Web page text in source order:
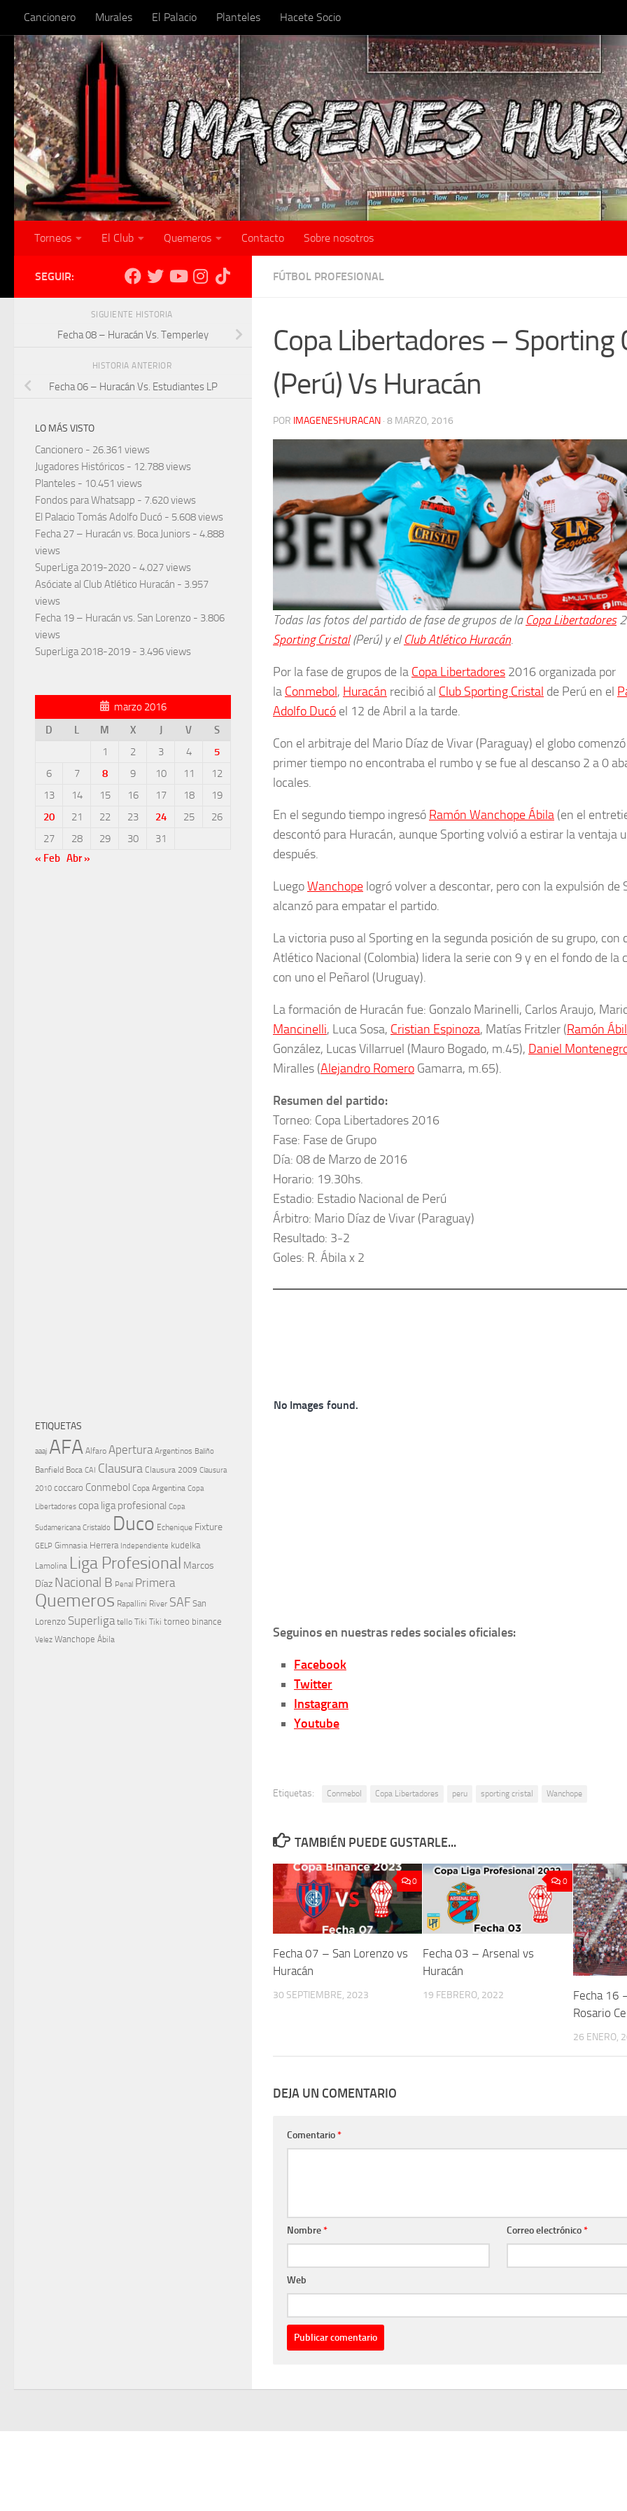
Skip to content
Cancionero Murales El Palacio Planteles Hacete Socio
Torneos El Club Quemeros Contacto Sobre nosotros
FÚTBOL PROFESIONAL
Copa Libertadores – Sporting
(Perú) Vs Huracán
POR IMAGENESHURACAN · 8 MARZO, 2016
Todas las fotos del partido de fase de grupos de la Copa Libertadores
Sporting Cristal(Perú)y elClub Atlético Huracán.
Por la fase de grupos de la Copa Libertadores 2016 organizada por
la Conmebol, Huracán recibió al Club Sporting Cristal de Perú en el
Adolfo Ducó el 12 de Abril a la tarde.
Con el arbitraje del Mario Díaz de Vivar (Paraguay) el globo
primer tiempo no encontraba el rumbo y se fue al descanso 2 a 0
locales.
En el segundo tiempo ingresó Ramón Wanchope Ábila (en el
descontó para Huracán, aunque Sporting volvió a estirar la ventaja
después.
LuegoWanchope logró volver a descontar, pero con la expulsión de
alcanzó para empatar el partido.
La victoria puso al Sporting en la segunda posición de su grupo, con
Atlético Nacional (Colombia) lidera la serie con 9 y en el fondo de la
con uno el Peñarol (Uruguay).
La formación de Huracán fue: Gonzalo Marinelli, Carlos Araujo,
Mancinelli, Luca Sosa, Cristian Espinoza, Matías Fritzler (Ramón
González, Lucas Villarruel (Mauro Bogado, m.45), Daniel
Miralles (Alejandro Romero Gamarra, m.65).
Resumen del partido:
Torneo: Copa Libertadores 2016
Fase: Fase de Grupo
Día: 08 de Marzo de 2016
Horario: 19.30hs.
Estadio: Estadio Nacional de Perú
Árbitro: Mario Díaz de Vivar (Paraguay)
Resultado: 3-2
Goles: R. Ábila x 2
No Images found.
Seguinos en nuestras redes sociales oficiales:
Facebook
Twitter
Instagram
Youtube
Etiquetas: Conmebol Copa Libertadores peru sporting cristal Wanchope
TAMBIÉN PUEDE GUSTARLE...
0
Fecha 07 – San Lorenzo vs
Huracán
30 SEPTIEMBRE, 2023
0
Fecha 03 – Arsenal vs
Huracán
19 FEBRERO, 2022
Fecha 16
Rosario
26 ENERO,
DEJA UN COMENTARIO
Comentario*
Nombre* Correo electrónico*
Web
SEGUIR:
SIGUIENTE HISTORIA
Fecha 08 – Huracán Vs. Temperley
HISTORIA ANTERIOR
Fecha 06 – Huracán Vs. Estudiantes LP
LO MÁS VISTO
Cancionero - 26.361 views
Jugadores Históricos - 12.788 views
Planteles - 10.451 views
Fondos para Whatsapp - 7.620 views
El Palacio Tomás Adolfo Ducó - 5.608 views
Fecha 27 – Huracán vs. Boca Juniors - 4.888
views
SuperLiga 2019-2020 - 4.027 views
Asóciate al Club Atlético Huracán - 3.957
views
Fecha 19 – Huracán vs. San Lorenzo - 3.806
views
SuperLiga 2018-2019 - 3.496 views
marzo 2016
D
L M X J V
S
1
2 3 4
5
6
7 8 9 10 11
12
13
14 15 16 17 18
19
20
21 22 23 24 25
26
27
28 29 30
31
« Feb Abr »
ETIQUETAS
aaaj AFA Alfaro Apertura Argentinos Baliño
Banfield Boca CAI Clausura Clausura 2009 Clausura
2010 coccaro Conmebol Copa Argentina Copa
Libertadores copa liga profesional Copa
Sudamericana Cristaldo Duco Echenique Fixture
GELP Gimnasia Herrera Independiente kudelka
Lamolina Liga Profesional Marcos
Díaz Nacional B Penal Primera
Quemeros Rapallini River SAF San
Lorenzo Superliga tello Tiki Tiki torneo binance
Velez Wanchope Ábila